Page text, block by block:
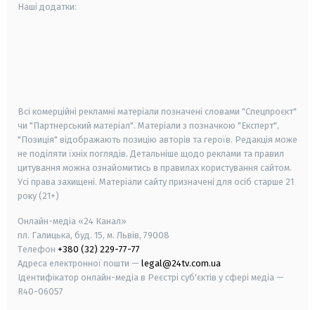
Наші додатки:
Всі комерційні рекламні матеріали позначені словами "Спецпроєкт"
чи "Партнерський матеріал". Матеріали з позначкою "Експерт",
"Позиція" відображають позицію авторів та героїв. Редакція може
не поділяти їхніх поглядів. Детальніше щодо реклами та правил
цитування можна ознайомитись в правилах користування сайтом.
Усі права захищені. Матеріали сайту призначені для осіб старше 21
року (21+)
Онлайн-медіа «24 Канал»
пл. Галицька, буд. 15, м. Львів, 79008
Телефон +380 (32) 229-77-77
Адреса електронної пошти — legal@24tv.com.ua
Ідентифікатор онлайн-медіа в Реєстрі суб'єктів у сфері медіа —
R40-06057